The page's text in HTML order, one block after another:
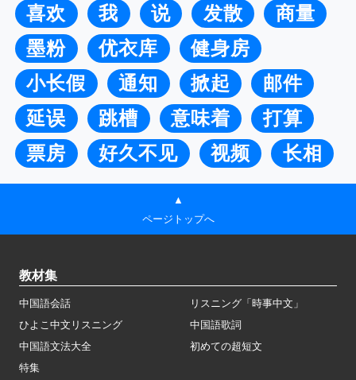
喜欢 我 说 发散
商量
墨粉
优衣库
健身房
小长假
通知 掀起
邮件
延误
跳槽 意味着
打算
票房
好久不见 视频 长相
▲
ページトップへ
教材集
中国語会話
リスニング「時事中文」
ひよこ中文リスニング
中国語歌詞
中国語文法大全
初めての超短文
特集